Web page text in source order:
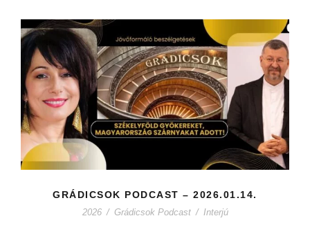
GRÁDICSOK PODCAST – 2026.01.14.
2026 / Grádicsok Podcast / Interjú